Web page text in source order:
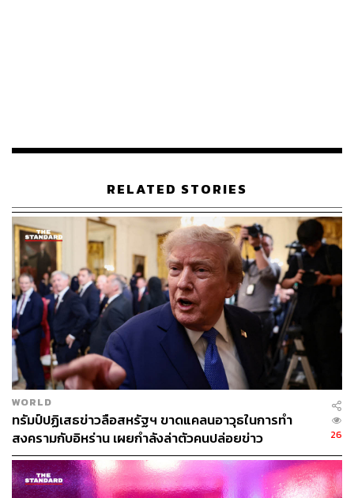
ช่วงเดือนเมษายน ปี 2021
จากข้อมูลยังเผยว่า Gensler ได้รับข้อเสนอจากบริษัท
มากมายเพื่อไปนั่งเป็นที่ปรึกษา ในระหว่างที่เขาทำงานเป็น
อาจารย์ของ MIT
ซึ่งในรายงานของสำนักข่าวดังกล่าวยังชี้ว่า เหตุผลที่
Binance ต้องมีการตั้งบริษัทในสหรัฐฯ แยกเป็น Binance.US
นั้นก็เพื่อให้ Binance ย้ายความเสี่ยงสำหรับการตรวจสอบ
และการไล่บี้ของฝ่ายกำกับดูแลไปยัง Binance.US แทน
อ้างอิง:
https://cointelegraph.com/news/binance-tried-to-hire-
gary-gensler-in-2018-for-closer-ties-with-u-s-regulato
rs-report
สามารถติดตาม THE STANDARD WEALTH
RELATED STORIES
WORLD
ทรัมป์ปฏิเสธข่าวลือสหรัฐฯ ขาดแคลนอาวุธในการทำ
สงครามกับอิหร่าน เผยกำลังล่าตัวคนปล่อยข่าว
26